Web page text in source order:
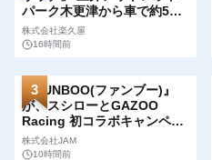
パーク木更津から車で約5
分 湯舞音 袖ケ浦店が夏フ
ェアメニューを提供
株式会社楽久屋
16時間前
3
『FUNBOO(ファンブー)』
が、スシローとGAZOO
Racing 初コラボキャンペー
ンに登場 全国のスシロー
店舗でGR 4車種の
株式会社JAM
10時間前